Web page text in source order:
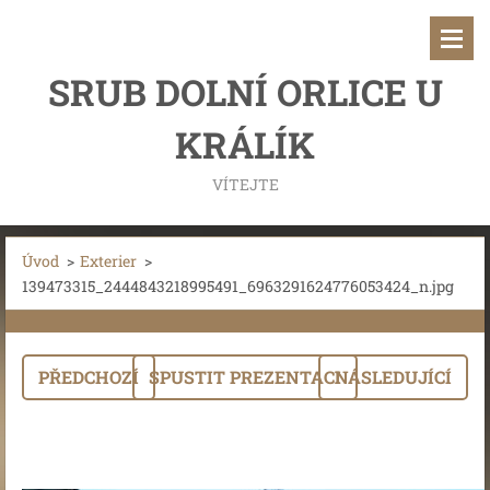
SRUB DOLNÍ ORLICE U
KRÁLÍK
VÍTEJTE
Úvod > Exterier >
139473315_2444843218995491_6963291624776053424_n.jpg
PŘEDCHOZÍ SPUSTIT PREZENTACINÁSLEDUJÍCÍ